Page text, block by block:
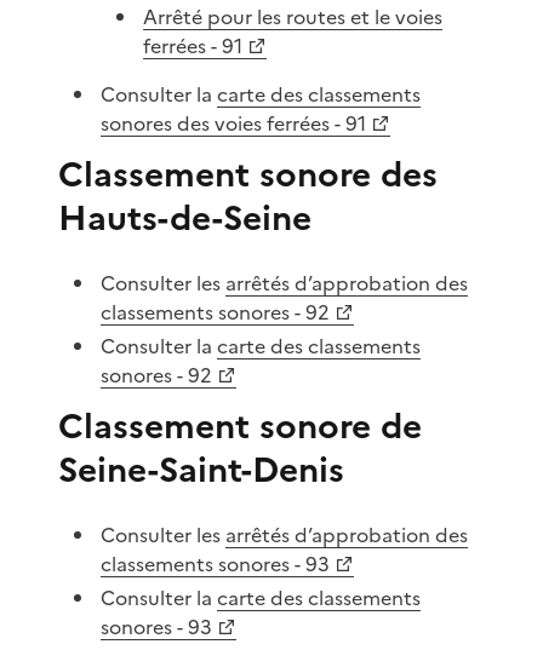
Arrêté pour les routes et le voies
ferrées - 91
Consulter lacarte des classements
sonores des voies ferrées - 91
Classement sonore des
Hauts-de-Seine
Consulter les arrêtés d’approbation des
classements sonores - 92
Consulter lacarte des classements
sonores - 92
Classement sonore de
Seine-Saint-Denis
Consulter les arrêtés d’approbation des
classements sonores - 93
Consulter lacarte des classements
sonores - 93